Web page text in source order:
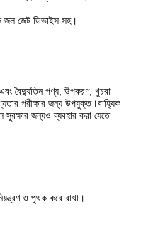
জল জেট ডিভাইস সহ।
এবং বৈদ্যুতিন পণ্য, উপকরণ, খুচরা
পরীক্ষার জন্য উপযুক্ত।বাহ্যিক
জন্যও ব্যবহার করা যেতে
ও পৃথক করে রাখা।